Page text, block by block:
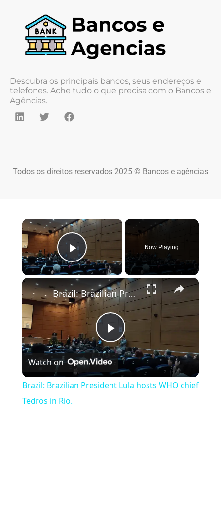
Descubra os principais bancos, seus endereços e
telefones. Ache tudo o que precisa com o Bancos e
Agências.
Todos os direitos reservados 2025 © Bancos e agências
×
Play Video
Now Playing
×
Play Video
Brazil: Brazilian President Lula hosts WHO chief Tedros in Rio.
Watch on
Brazil: Brazilian President Lula hosts WHO chief
Tedros in Rio.